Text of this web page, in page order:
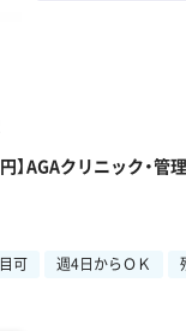
】AGAクリニック・
可 週4日からＯＫ